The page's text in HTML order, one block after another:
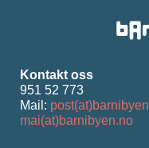
Kontakt oss
951 52 773
Mail:
mai(at)barnibyen.no